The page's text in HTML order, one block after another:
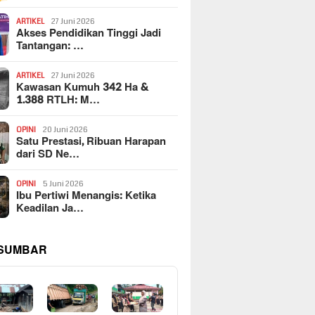
ARTIKEL 27 Juni 2026
Akses Pendidikan Tinggi Jadi
Tantangan: …
ARTIKEL 27 Juni 2026
Kawasan Kumuh 342 Ha &
1.388 RTLH: M…
OPINI 20 Juni 2026
Satu Prestasi, Ribuan Harapan
dari SD Ne…
OPINI 5 Juni 2026
Ibu Pertiwi Menangis: Ketika
Keadilan Ja…